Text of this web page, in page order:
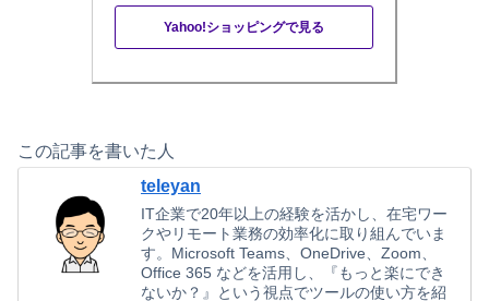
Yahoo!ショッピングで見る
この記事を書いた人
teleyan
IT企業で20年以上の経験を活かし、在宅ワー
クやリモート業務の効率化に取り組んでいま
す。Microsoft Teams、OneDrive、Zoom、
Office 365 などを活用し、『もっと楽にでき
ないか？』という視点でツールの使い方を紹